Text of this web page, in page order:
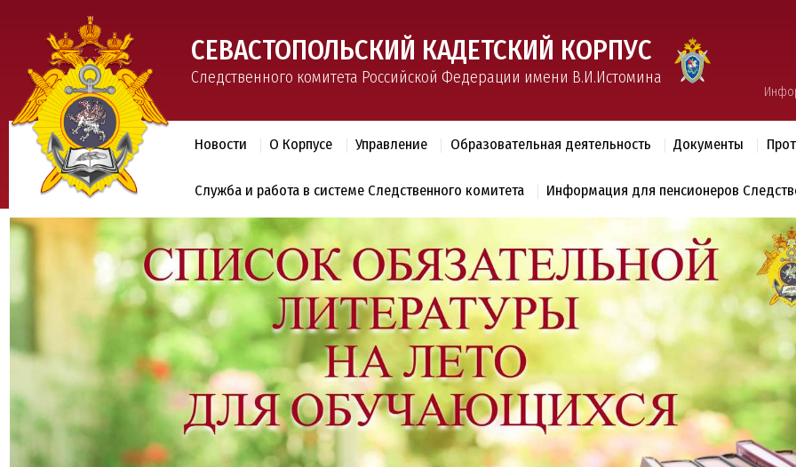
СЕВАСТОПОЛЬСКИЙ КАДЕТСКИЙ КОРПУС
Следственного комитета Российской Федерации имени В.И.Истомина
Новости О Корпусе Управление Образовательная деятельность Документы
Служба и работа в системе Следственного комитета Информация для пенсионеров